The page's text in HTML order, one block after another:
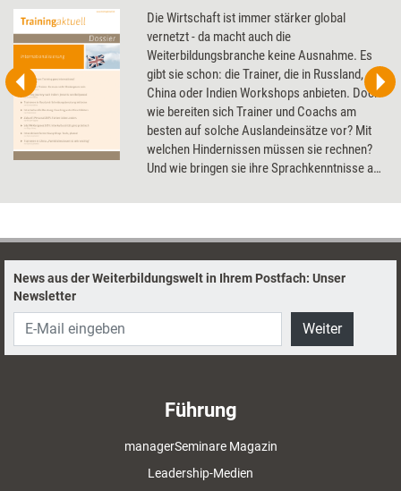
Die Wirtschaft ist immer stärker global
vernetzt - da macht auch die
Weiterbildungsbranche keine Ausnahme. Es
gibt sie schon: die Trainer, die in Russland,
China oder Indien Workshops anbieten. Doch
wie bereiten sich Trainer und Coachs am
besten auf solche Auslandeinsätze vor? Mit
welchen Hindernissen müssen sie rechnen?
Und wie bringen sie ihre Sprachkenntnisse auf
eigene Internationalisierung gelingt.
News aus der Weiterbildungswelt in Ihrem Postfach: Unser
Newsletter
Weiter
Führung
managerSeminare Magazin
Leadership-Medien